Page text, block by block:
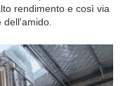
rendimento e così via